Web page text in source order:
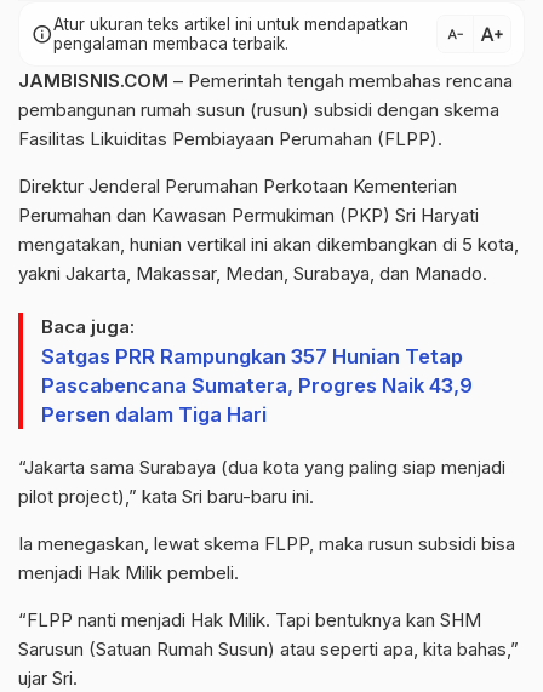
infoAtur ukuran teks artikel ini untuk mendapatkan
pengalaman membaca terbaik.
text_decrease text_increase
JAMBISNIS.COM – Pemerintah tengah membahas rencana
pembangunan rumah susun (rusun) subsidi dengan skema
Fasilitas Likuiditas Pembiayaan Perumahan (FLPP).
Direktur Jenderal Perumahan Perkotaan Kementerian
Perumahan dan Kawasan Permukiman (PKP) Sri Haryati
mengatakan, hunian vertikal ini akan dikembangkan di 5 kota,
yakni Jakarta, Makassar, Medan, Surabaya, dan Manado.
Baca juga:
Satgas PRR Rampungkan 357 Hunian Tetap
Pascabencana Sumatera, Progres Naik 43,9
Persen dalam Tiga Hari
“Jakarta sama Surabaya (dua kota yang paling siap menjadi
pilot project),” kata Sri baru-baru ini.
Ia menegaskan, lewat skema FLPP, maka rusun subsidi bisa
menjadi Hak Milik pembeli.
“FLPP nanti menjadi Hak Milik. Tapi bentuknya kan SHM
Sarusun (Satuan Rumah Susun) atau seperti apa, kita bahas,”
ujar Sri.